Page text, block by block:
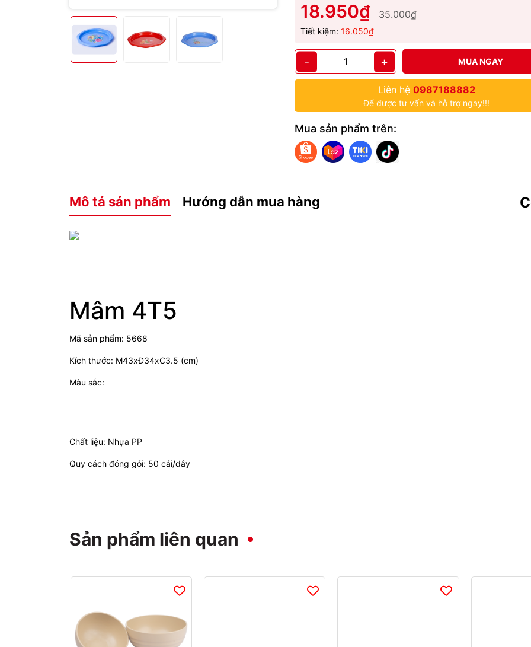
18.950₫ 35.000₫
Tiết kiệm: 16.050₫
- + MUA NGAY
Liên hệ 0987188882
Để được tư vấn và hỗ trợ ngay!!!
Mua sản phẩm trên:
Mô tả sản phẩm Hướng dẫn mua hàng
Mâm 4T5
Mã sản phẩm: 5668
Kích thước: M43xĐ34xC3.5 (cm)
Màu sắc:
Chất liệu: Nhựa PP
Quy cách đóng gói: 50 cái/dây
Sản phẩm liên quan